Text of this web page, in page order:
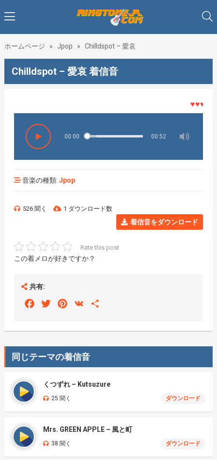
ホームページ » Jpop » Chilldspot – 愛哀
Chilldspot – 愛哀 着信音
♥♥♥着メ
00:00 00:52
音楽の種類: Jpop
526 聞く 1 ダウンロード数
着信音をダウンロード
Rate this post
この着メロが好きですか？
共有:
FacebookTwitterPinterest
VK
同じテーマの着信音
くつずれ – Kutsuzure
25 聞く ダウンロード
Mrs. GREEN APPLE – 風と町
38 聞く ダウンロード